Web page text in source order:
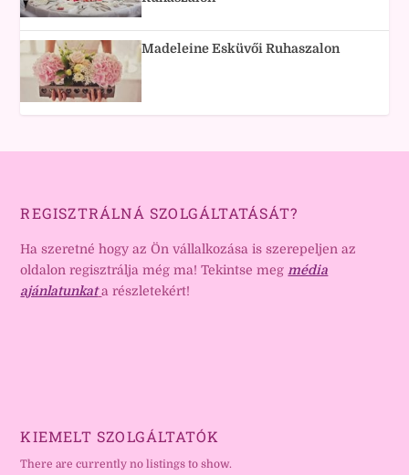
Madeleine Esküvői Ruhaszalon
REGISZTRÁLNÁ SZOLGÁLTATÁSÁT?
Ha szeretné hogy az Ön vállalkozása is szerepeljen az
oldalon regisztrálja még ma! Tekintse meg média
ajánlatunkat a részletekért!
KIEMELT SZOLGÁLTATÓK
There are currently no listings to show.